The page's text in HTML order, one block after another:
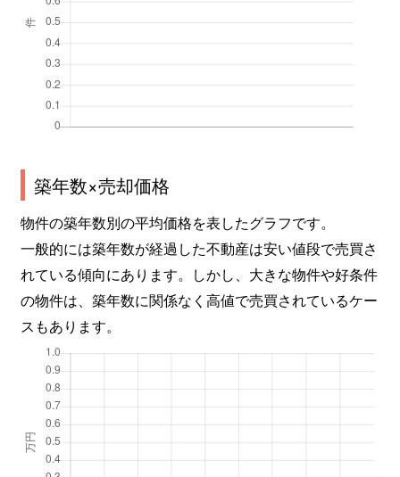
築年数×売却価格
物件の築年数別の平均価格を表したグラフです。
一般的には築年数が経過した不動産は安い値段で売買さ
れている傾向にあります。しかし、大きな物件や好条件
の物件は、築年数に関係なく高値で売買されているケー
スもあります。